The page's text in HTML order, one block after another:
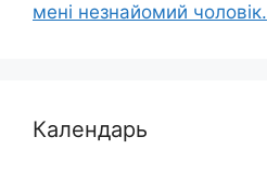
мені незнайомий чоловік.
Календарь